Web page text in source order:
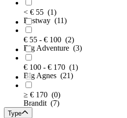
Bestway (11)
Big Adventure (3)
Big Agnes (21)
Brandit (7)
< € 55 (1)
€ 55 - € 100 (2)
€ 100 - € 170 (1)
≥ € 170 (0)
Type